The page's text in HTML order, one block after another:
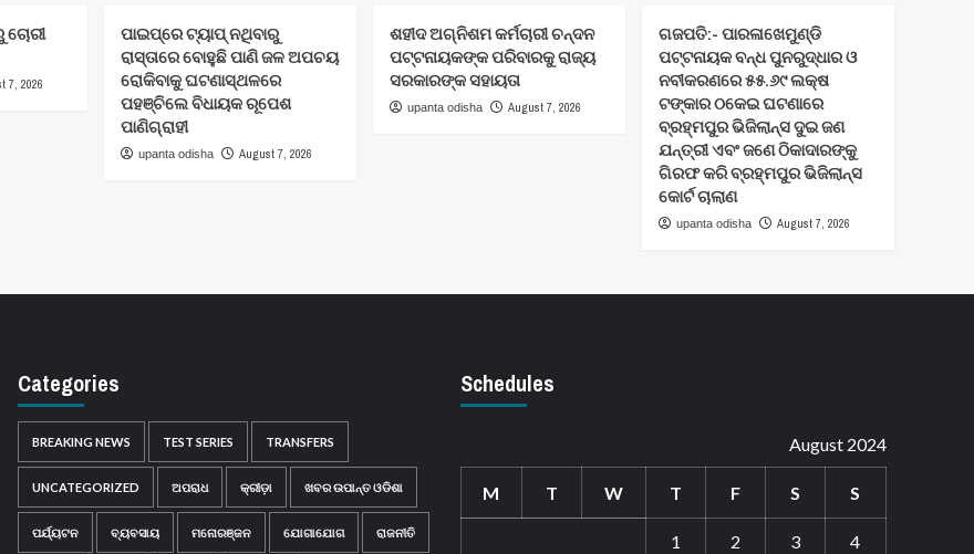
ଚୋରୀ
7, 2026
ପାଇପ୍‌ରେ ଟ୍ୟାପ୍‌ ନଥିବାରୁ
ରାସ୍ତାରେ ବୋହୁଛି ପାଣି ଜଳ ଅପଚୟ
ରୋକିବାକୁ ଘଟଣାସ୍ଥଳରେ
ପହଞ୍ଚିଲେ ବିଧାୟକ ରୂପେଶ
ପାଣିଗ୍ରାହୀ
upanta odisha August 7, 2026
ଶହୀଦ ଅଗ୍ନିଶମ କର୍ମଚାରୀ ଚନ୍ଦନ
ପଟ୍ଟନାୟକଙ୍କ ପରିବାରକୁ ରାଜ୍ୟ
ସରକାରଙ୍କ ସହାୟତା
upanta odisha August 7, 2026
ଗଜପତି:- ପାରଳାଖେମୁଣ୍ଡି
ପଟ୍ଟନାୟକ ବନ୍ଧ ପୁନରୁଦ୍ଧାର ଓ
ନବୀକରଣରେ ୫୫.୬୯ ଲକ୍ଷ
ଟଙ୍କାର ଠକେଇ ଘଟଣାରେ
ବ୍ରହ୍ମପୁର ଭିଜିଲାନ୍ସ ଦୁଇ ଜଣ
ଯନ୍ତ୍ରୀ ଏବଂ ଜଣେ ଠିକାଦାରଙ୍କୁ
ଗିରଫ କରି ବ୍ରହ୍ମପୁର ଭିଜିଲାନ୍ସ
କୋର୍ଟ ଚାଲାଣ
upanta odisha August 7, 2026
Categories
BREAKING NEWS TEST SERIES TRANSFERS
UNCATEGORIZED ଅପରାଧ କ୍ରୀଡ଼ା ଖବର ଉପାନ୍ତ ଓଡିଶା
ପର୍ଯ୍ୟଟନ ବ୍ୟବସାୟ ମନୋରଞ୍ଜନ ଯୋଗାଯୋଗ ରାଜନୀତି
Schedules
August 2024
M T W T F S S
1 2 3 4